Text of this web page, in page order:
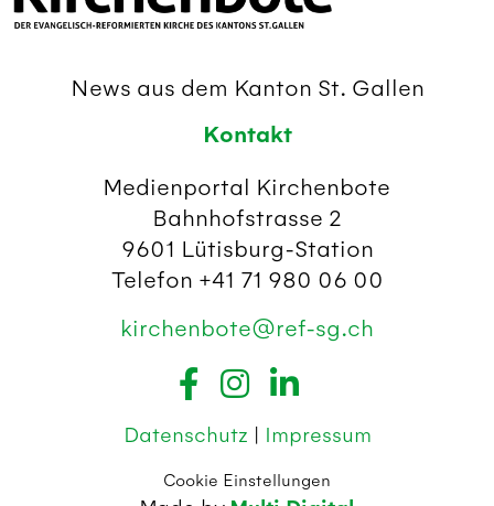
News aus dem Kanton St. Gallen
Kontakt
Medienportal Kirchenbote
Bahnhofstrasse 2
9601 Lütisburg-Station
Telefon +41 71 980 06 00
kirchenbote@ref-sg.ch
Datenschutz | Impressum
Cookie Einstellungen